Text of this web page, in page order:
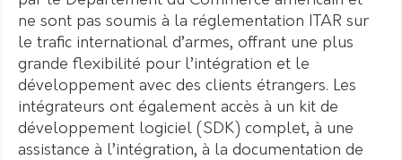
ne sont pas soumis à la réglementation ITAR sur
le trafic international d’armes, offrant une plus
grande flexibilité pour l’intégration et le
développement avec des clients étrangers. Les
intégrateurs ont également accès à un kit de
développement logiciel (SDK) complet, à une
assistance à l’intégration, à la documentation de